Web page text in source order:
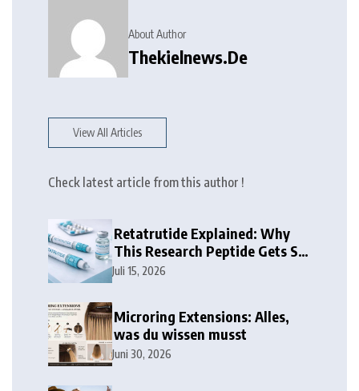
About Author
Thekielnews.de
View All Articles
Check latest article from this author !
Retatrutide Explained: Why
This Research Peptide Gets So
Much Attention
Juli 15, 2026
Microring Extensions: Alles,
was du wissen musst
Juni 30, 2026